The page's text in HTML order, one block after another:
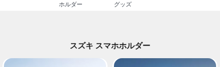
ホルダー
グッズ
スズキ スマホホルダー